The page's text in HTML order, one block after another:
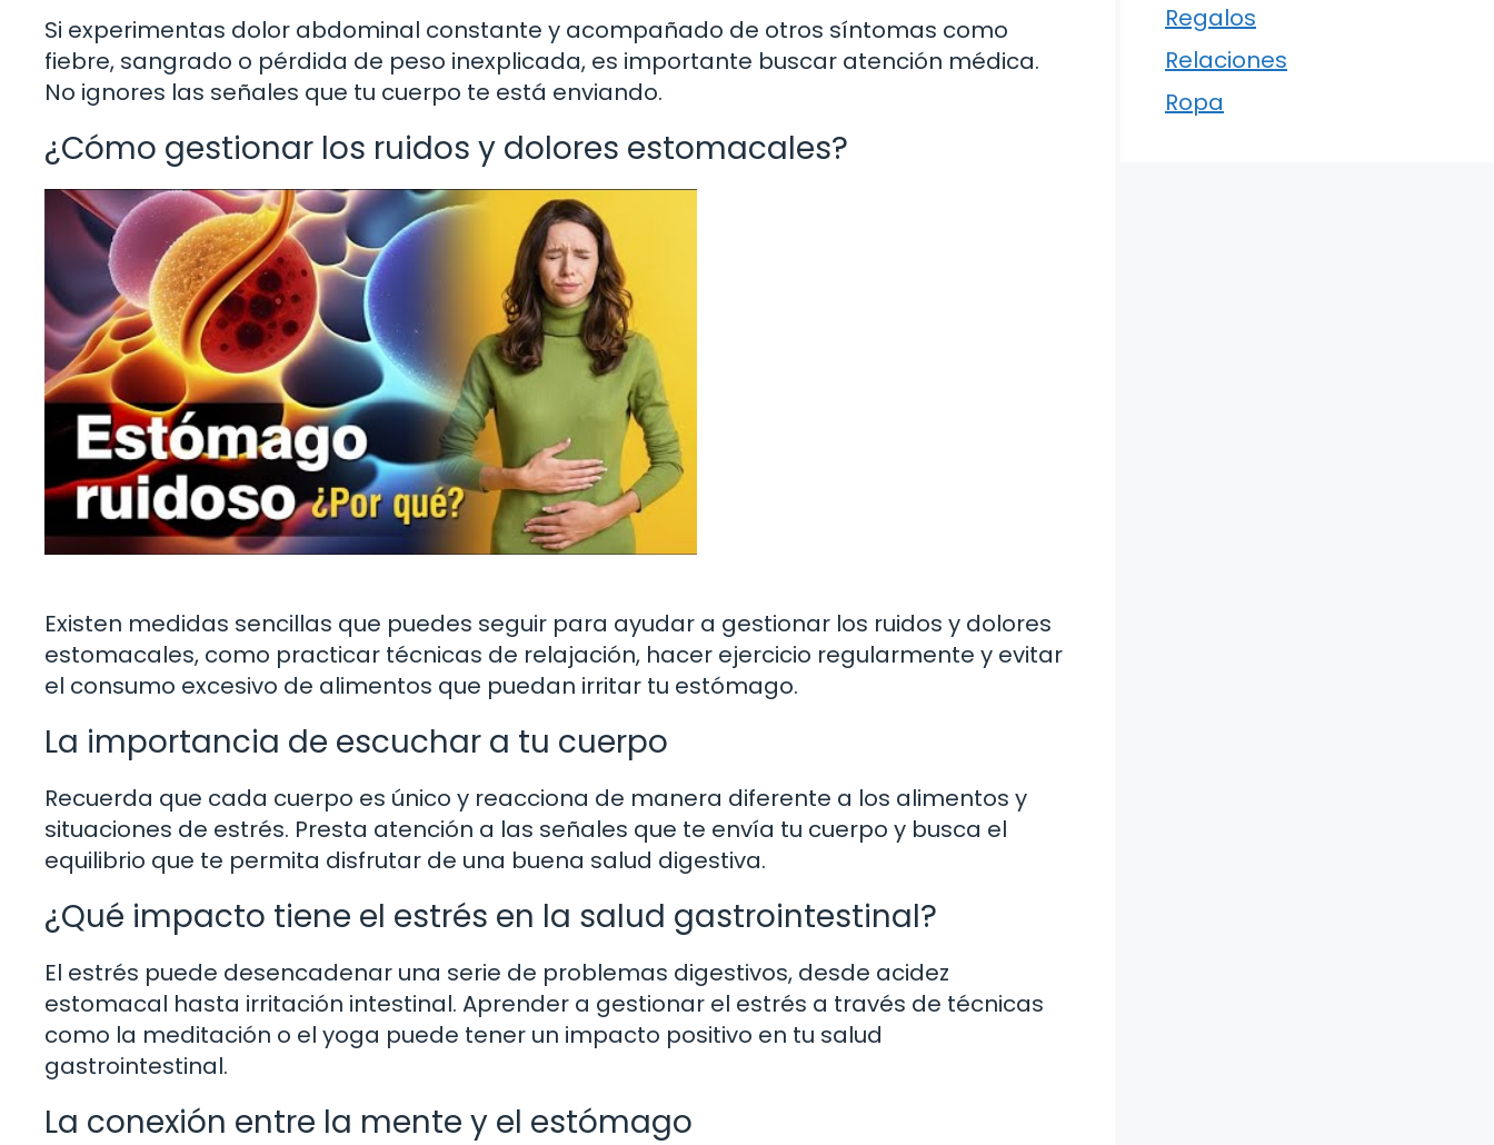
Si experimentas dolor abdominal constante y acompañado de otros síntomas como
fiebre, sangrado o pérdida de peso inexplicada, es importante buscar atención médica.
No ignores las señales que tu cuerpo te está enviando.
¿Cómo gestionar los ruidos y dolores estomacales?
Existen medidas sencillas que puedes seguir para ayudar a gestionar los ruidos y dolores
estomacales, como practicar técnicas de relajación, hacer ejercicio regularmente y evitar
el consumo excesivo de alimentos que puedan irritar tu estómago.
La importancia de escuchar a tu cuerpo
Recuerda que cada cuerpo es único y reacciona de manera diferente a los alimentos y
situaciones de estrés. Presta atención a las señales que te envía tu cuerpo y busca el
equilibrio que te permita disfrutar de una buena salud digestiva.
¿Qué impacto tiene el estrés en la salud gastrointestinal?
El estrés puede desencadenar una serie de problemas digestivos, desde acidez
estomacal hasta irritación intestinal. Aprender a gestionar el estrés a través de técnicas
como la meditación o el yoga puede tener un impacto positivo en tu salud
gastrointestinal.
La conexión entre la mente y el estómago
Regalos
Relaciones
Ropa